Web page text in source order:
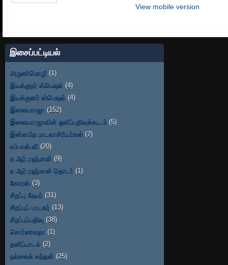
View mobile version
இசைப்பட்டியல்
அருண்மொழி (1)
இயக்குநர் ஸ்பெஷல் (4)
இயக்குனர் ஸ்பெஷல் (4)
இளையராஜா (152)
இளையராஜாவின் ஒலிப்பதிவுக்கூடம் (5)
இன்னபிற பாடலாசிரியர்கள் (7)
எம்.எஸ்.வி (20)
ஏ.ஆர்.ரஹ்மான் (9)
ஏ.ஆர்.ரஹ்மான் தொடர் (1)
கோரஸ் (3)
சிறப்பு நேயர் (31)
சிறப்புப் பாடகர் (13)
சிறப்புப்பதிவு (38)
சொர்ணலதா (1)
தனிப்பாடல் (2)
நல்லைக் கந்தன் (25)